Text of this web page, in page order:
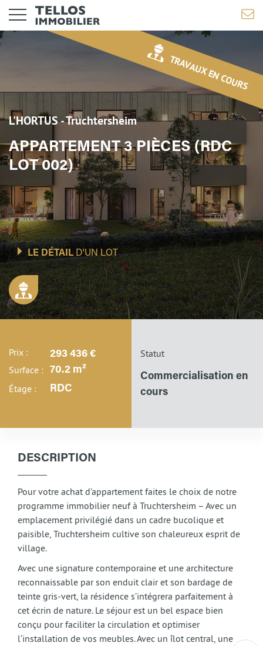
TRAVAUX EN COURS
L'HORTUS - Truchtersheim
APPARTEMENT 3 PIÈCES (RDC
LOT 002)
LE DÉTAILD'UN LOT
Prix : 293 436 €
Surface : 70.2 m²
Étage : RDC
Statut
Commercialisation en
cours
DESCRIPTION
Pour votre achat d’appartement faites le choix de notre
programme immobilier neuf à Truchtersheim – Avec un
emplacement privilégié dans un cadre bucolique et
paisible, Truchtersheim cultive son chaleureux esprit de
village.
Avec une signature contemporaine et une architecture
reconnaissable par son enduit clair et son bardage de
teinte gris-vert, la résidence s’intégrera parfaitement à
cet écrin de nature. Le séjour est un bel espace bien
conçu pour faciliter la circulation et optimiser
l’installation de vos meubles. Avec un îlot central, une